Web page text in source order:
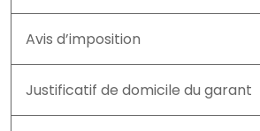
Avis d’imposition
Justificatif de domicile du garant